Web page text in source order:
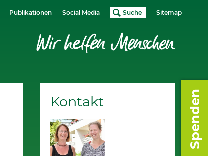
Publikationen Social Media Suche Sitemap
Kontakt Spenden